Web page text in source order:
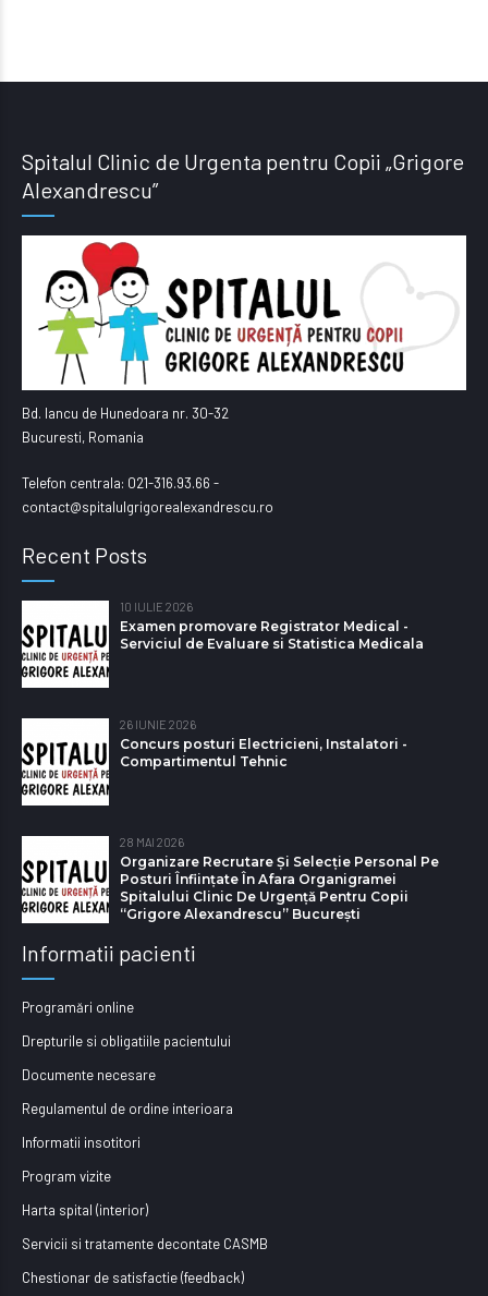
Spitalul Clinic de Urgenta pentru Copii „Grigore
Alexandrescu”
Bd. Iancu de Hunedoara nr. 30-32
Bucuresti, Romania
Telefon centrala: 021-316.93.66 -
contact@spitalulgrigorealexandrescu.ro
Recent Posts
10 IULIE 2026
Examen promovare Registrator Medical -
Serviciul de Evaluare si Statistica Medicala
26 IUNIE 2026
Concurs posturi Electricieni, Instalatori -
Compartimentul Tehnic
28 MAI 2026
Organizare Recrutare Și Selecție Personal Pe
Posturi Înființate În Afara Organigramei
Spitalului Clinic De Urgență Pentru Copii
“Grigore Alexandrescu” Bucureşti
Informatii pacienti
Programări online
Drepturile si obligatiile pacientului
Documente necesare
Regulamentul de ordine interioara
Informatii insotitori
Program vizite
Harta spital (interior)
Servicii si tratamente decontate CASMB
Chestionar de satisfactie (feedback)